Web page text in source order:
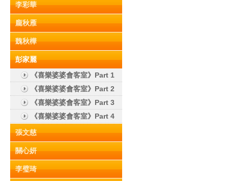
李彩華
龐秋雁
魏秋樺
彭家麗
《喜樂婆婆會客室》Part 1
《喜樂婆婆會客室》Part 2
《喜樂婆婆會客室》Part 3
《喜樂婆婆會客室》Part 4
張文慈
關心妍
李璧琦